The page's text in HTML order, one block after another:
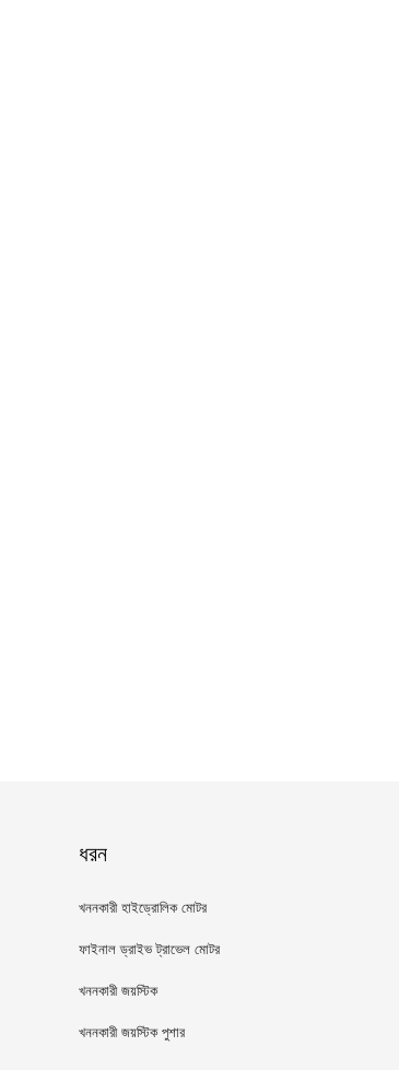
ধরন
খননকারী হাইড্রোলিক মোটর
ফাইনাল ড্রাইভ ট্রাভেল মোটর
খননকারী জয়স্টিক
খননকারী জয়স্টিক পুশার